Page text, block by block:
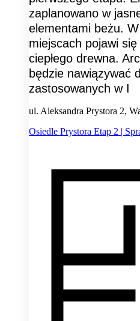
zaplanowano w
elementami beżu.
miejscach pojawi
ciepłego drewna.
będzie nawiązywać
zastosowanych w I
ul. Aleksandra Prystora 2,
Osiedle Prystora Etap 2 |